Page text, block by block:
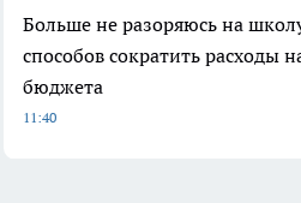
Больше не разоряюсь на
способов сократить расходы
бюджета
11:40